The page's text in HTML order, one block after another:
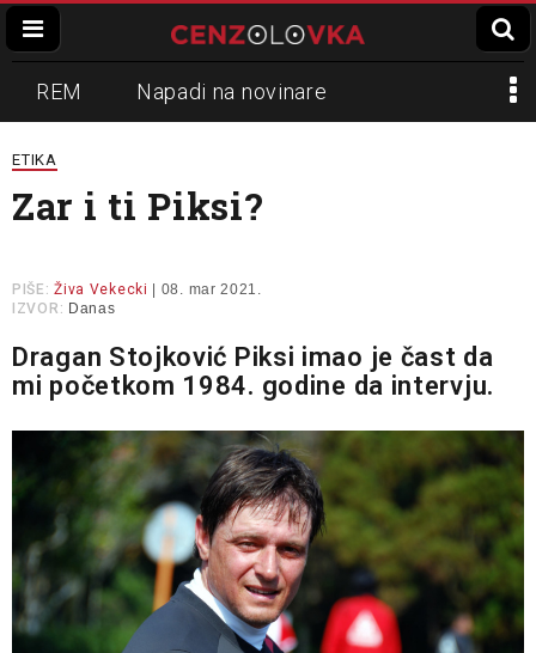
REM Napadi na novinare
Zvučni top
Propaganda Lokalni mediji
ETIKA
Zar i ti Piksi?
PIŠE: Živa Vekecki
| 08. mar 2021.
IZVOR: Danas
Dragan Stojković Piksi imao je čast da
mi početkom 1984. godine da intervju.